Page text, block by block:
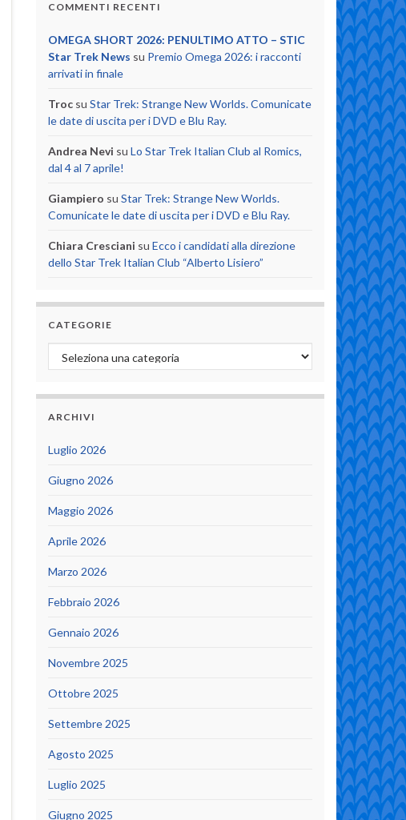
COMMENTI RECENTI
OMEGA SHORT 2026: PENULTIMO ATTO – STIC
Star Trek News su Premio Omega 2026: i racconti
arrivati in finale
Troc su Star Trek: Strange New Worlds. Comunicate
le date di uscita per i DVD e Blu Ray.
Andrea Nevi su Lo Star Trek Italian Club al Romics,
dal 4 al 7 aprile!
Giampiero su Star Trek: Strange New Worlds.
Comunicate le date di uscita per i DVD e Blu Ray.
Chiara Cresciani su Ecco i candidati alla direzione
dello Star Trek Italian Club “Alberto Lisiero”
CATEGORIE
Categorie
ARCHIVI
Luglio 2026
Giugno 2026
Maggio 2026
Aprile 2026
Marzo 2026
Febbraio 2026
Gennaio 2026
Novembre 2025
Ottobre 2025
Settembre 2025
Agosto 2025
Luglio 2025
Giugno 2025